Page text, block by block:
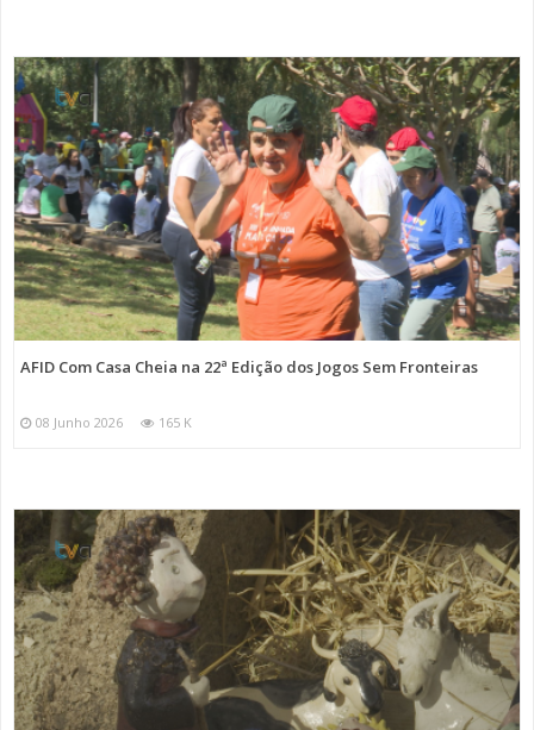
AFID Com Casa Cheia na 22ª Edição dos Jogos Sem Fronteiras
08 Junho 2026 165 K